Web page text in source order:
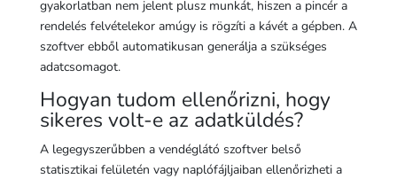
gyakorlatban nem jelent plusz munkát, hiszen a pincér a
rendelés felvételekor amúgy is rögzíti a kávét a gépben. A
szoftver ebből automatikusan generálja a szükséges
adatcsomagot.
Hogyan tudom ellenőrizni, hogy
sikeres volt-e az adatküldés?
A legegyszerűbben a vendéglátó szoftver belső
statisztikai felületén vagy naplófájljaiban ellenőrizheti a